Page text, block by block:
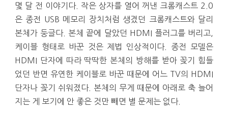
몇 달 전 이야기다. 작은 상자를 열어 꺼낸 크롬캐스트 2.0
은 종전 USB 메모리 장치처럼 생겼던 크롬캐스트와 달리
본체가 둥글다. 본체 끝에 달았던 HDMI 플러그를 버리고,
케이블 형태로 바꾼 것은 제법 인상적이다. 종전 모델은
HDMI 단자에 따라 딱딱한 본체의 방해를 받아 꽂기 힘들
었던 반면 유연한 케이블로 바꾼 때문에 어느 TV의 HDMI
단자나 꽂기 쉬워졌다. 본체의 무게 때문에 아래로 축 늘어
지는 게 보기에 안 좋은 것만 빼면 별 문제는 없다.